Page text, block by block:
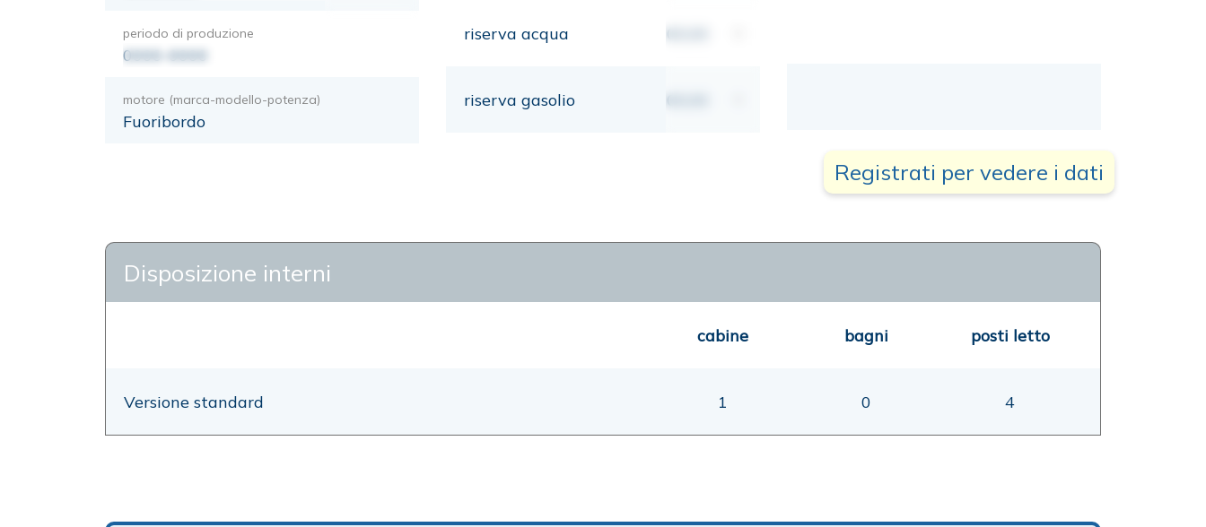
periodo di produzione
0000-0000
motore (marca-modello-potenza)
Fuoribordo
riserva acqua 00,00
riserva gasolio 00,00
Registrati per vedere i dati
Disposizione interni
cabine bagni posti letto
Versione standard 1 0 4